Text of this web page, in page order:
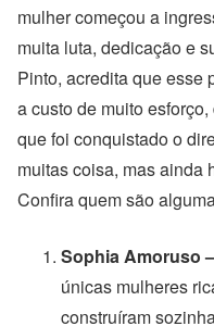
mulher começou a
muita luta, dedicação e
Pinto, acredita que esse
a custo de muito
que foi conquistado o
muitas coisa, mas ainda
Confira quem são
Sophia Amoruso –
únicas mulheres
construíram